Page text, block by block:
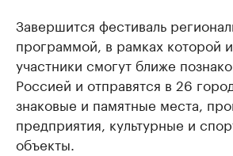
Завершится фестиваль
программой, в рамках которой
участники смогут ближе
Россией и отправятся в 26
знаковые и памятные места,
предприятия, культурные и
объекты.